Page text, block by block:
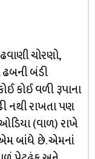
ચોરણો,
બંડી
કોઈ વળી રૂપાના
નથી રાખતા પણ
(વાળ) રાખે
બાંધે છે. એમનાં